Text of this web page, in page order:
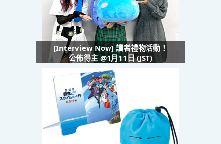
[Interview Now] 讀者禮物活動！
公佈得主 @1月11日 (JST)